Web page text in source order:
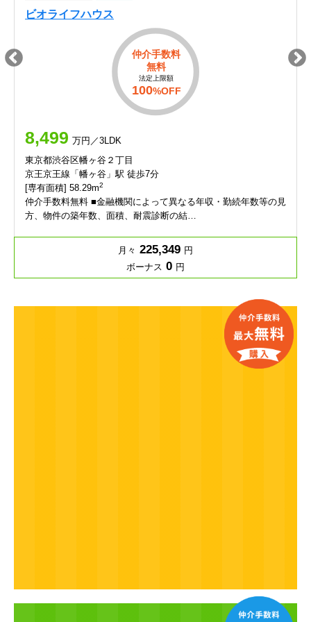
ビオライフハウス
仲介手数料
無料
法定上限額
100%OFF
8,499 万円／3LDK
東京都渋谷区幡ヶ谷２丁目
京王京王線「幡ヶ谷」駅 徒歩7分
[専有面積] 58.29m2
仲介手数料無料 ■金融機関によって異なる年収・勤続年数等の見
方、物件の築年数、面積、耐震診断の結…
月々 225,349 円
ボーナス 0 円